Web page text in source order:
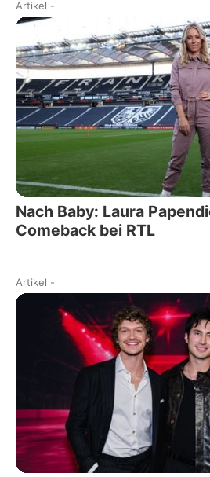
Artikel -
Nach Baby: Laura
Comeback bei RTL
Artikel -